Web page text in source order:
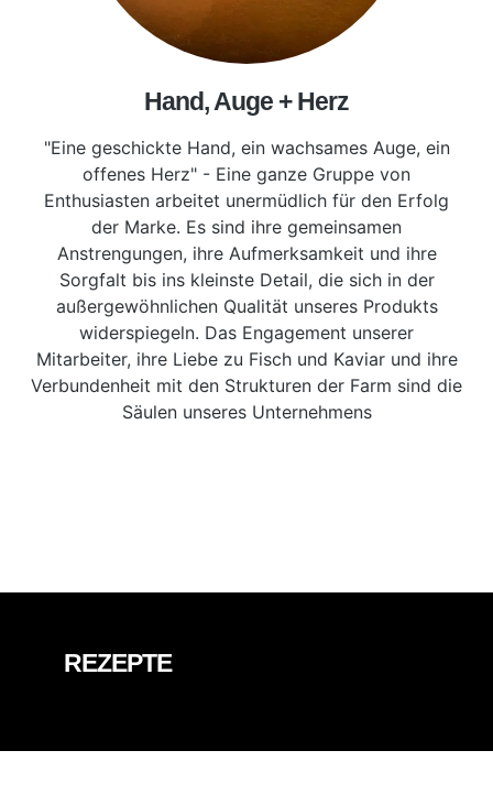
Hand, Auge + Herz
"Eine geschickte Hand, ein wachsames Auge, ein
offenes Herz" - Eine ganze Gruppe von
Enthusiasten arbeitet unermüdlich für den Erfolg
der Marke. Es sind ihre gemeinsamen
Anstrengungen, ihre Aufmerksamkeit und ihre
Sorgfalt bis ins kleinste Detail, die sich in der
außergewöhnlichen Qualität unseres Produkts
widerspiegeln. Das Engagement unserer
Mitarbeiter, ihre Liebe zu Fisch und Kaviar und ihre
Verbundenheit mit den Strukturen der Farm sind die
Säulen unseres Unternehmens
REZEPTE